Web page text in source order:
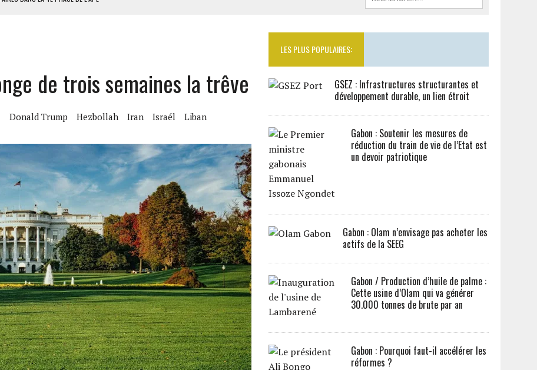
FINALE AU MAROC
DIOMAYE FAYE
de trois semaines la trêve
Donald Trump Hezbollah Iran Israél
Liban
LES PLUS POPULAIRES:
GSEZ : Infrastructures structurantes et
développement durable, un lien étroit
Gabon : Soutenir les mesures de
réduction du train de vie de l’Etat est
un devoir patriotique
Gabon : Olam n’envisage pas acheter les
actifs de la SEEG
Gabon / Production d’huile de palme :
Cette usine d’Olam qui va générer
30.000 tonnes de brute par an
Gabon : Pourquoi faut-il accélérer les
réformes ?